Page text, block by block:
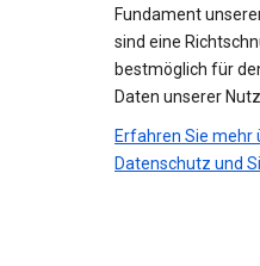
Fundament
sind eine
bestmöglich für
Daten unserer
Erfahren Sie mehr
Datenschutz und